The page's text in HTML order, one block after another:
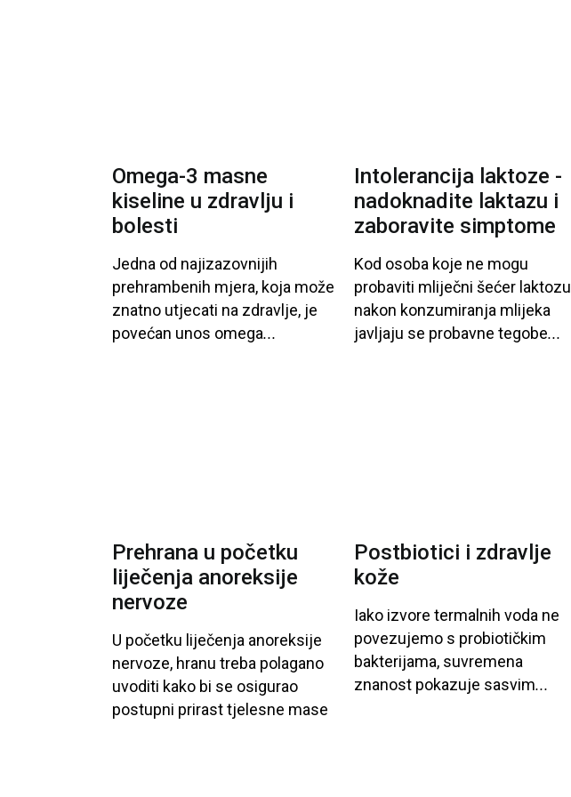
Zubi i usna šupljina
Živčani i mentalni sustav
Omega-3 masne
kiseline u zdravlju i
bolesti
Jedna od najizazovnijih
prehrambenih mjera, koja može
znatno utjecati na zdravlje, je
povećan unos omega...
Intolerancija laktoze -
nadoknadite laktazu i
zaboravite simptome
Kod osobakoje ne mogu
probaviti mliječni šećerlaktozu
nakon konzumiranjamlijeka
javljaju se probavne tegobe...
Prehrana u početku
liječenja anoreksije
nervoze
U početku liječenja anoreksije
nervoze, hranu treba polagano
uvoditi kako bi se osigurao
postupni prirasttjelesne mase
Postbiotici i zdravlje
kože
Iakoizvore termalnih voda ne
povezujemos probiotičkim
bakterijama, suvremena
znanostpokazuje sasvim...